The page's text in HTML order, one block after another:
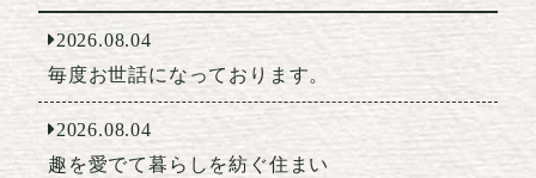
2026.08.04
毎度お世話になっております。
2026.08.04
趣を愛でて暮らしを紡ぐ住まい